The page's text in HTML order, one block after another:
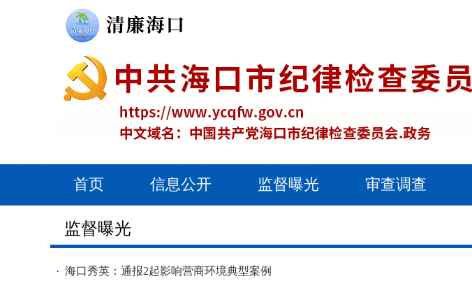
首页 信息公开 监督曝光 审查调查
监督曝光
· 海口秀英：通报2起影响营商环境典型案例